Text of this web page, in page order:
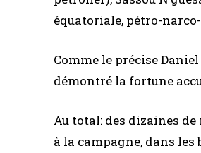
équatoriale, pétro-
Comme le précise
démontré la fortune
Au total: des dizaines
à la campagne, dans